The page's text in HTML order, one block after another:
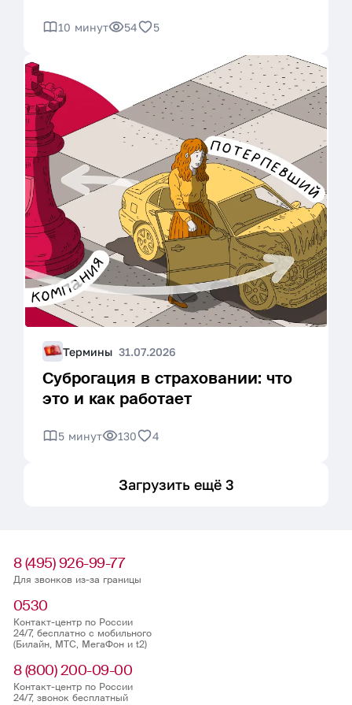
10 минут 54 5
Термины 31.07.2026
Суброгация в страховании: что
это и как работает
5 минут 130 4
Загрузить ещё 3
8 (495) 926-99-77
Для звонков из-за границы
0530
Контакт-центр по России
24/7, бесплатно с мобильного
(Билайн, МТС, МегаФон и t2)
8 (800) 200-09-00
Контакт-центр по России
24/7, звонок бесплатный